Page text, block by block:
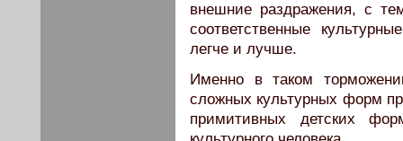
внешние раздражения, с
соответственные
легче и лучше.
Именно в таком
сложных культурных форм
примитивных детских